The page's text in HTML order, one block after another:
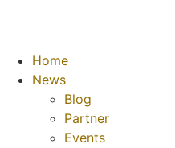
Home
News
Blog
Partner
Events